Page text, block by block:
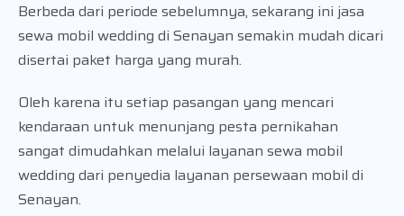
Berbeda dari periode sebelumnya, sekarang ini jasa
sewa mobil wedding di Senayan semakin mudah dicari
disertai paket harga yang murah.
Oleh karena itu setiap pasangan yang mencari
kendaraan untuk menunjang pesta pernikahan
sangat dimudahkan melalui layanan sewa mobil
wedding dari penyedia layanan persewaan mobil di
Senayan.